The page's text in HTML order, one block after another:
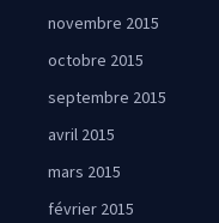
novembre 2015
octobre 2015
septembre 2015
avril 2015
mars 2015
février 2015